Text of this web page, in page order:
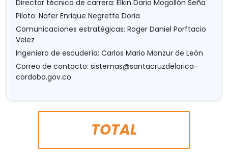
Director técnico de carrera: Elkin Dario Mogollón Seña
Piloto: Nafer Enrique Negrette Doria
Comunicaciones estratégicas: Roger Daniel Porftacio
Velez
Ingeniero de escudería: Carlos Mario Manzur de León
Correo de contacto: sistemas@santacruzdelorica-
cordoba.gov.co
TOTAL